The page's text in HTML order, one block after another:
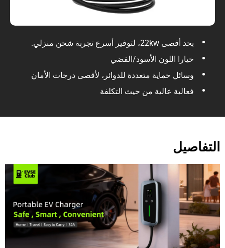
بحد أقصى 22kw، لتوفير أسرع تجربة شحن منزلي.
خيارا اللون الأسود/الفضي
وسائل حماية متعددة للدوائر، لأقصى درجات الأمان
فعالية عالية من حيث التكلفة
التفاصيل